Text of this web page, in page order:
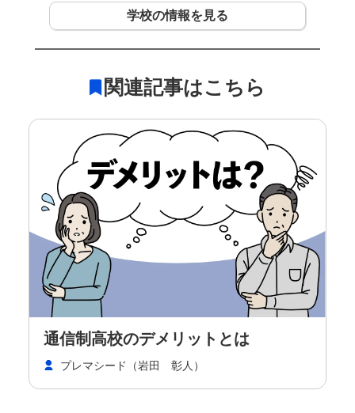
学校の情報を見る
関連記事はこちら
通信制高校のデメリットとは
プレマシード（岩田 彰人）